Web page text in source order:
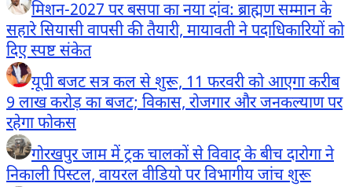
मिशन-2027 पर बसपा का नया दांव: ब्राह्मण सम्मान के
सहारे सियासी वापसी की तैयारी, मायावती ने पदाधिकारियों को
दिए स्पष्ट संकेत
यूपी बजट सत्र कल से शुरू, 11 फरवरी को आएगा करीब
9 लाख करोड़ का बजट; विकास, रोजगार और जनकल्याण पर
रहेगा फोकस
गोरखपुर जाम में ट्रक चालकों से विवाद के बीच दारोगा ने
निकाली पिस्टल, वायरल वीडियो पर विभागीय जांच शुरू